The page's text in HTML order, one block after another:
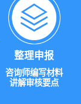
整理申报
咨询师编写材料
讲解审核要点